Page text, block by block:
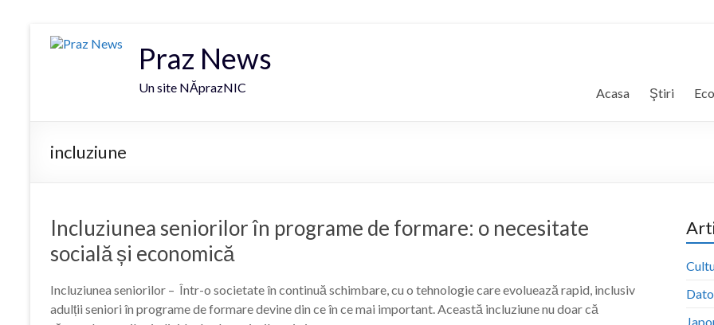
Praz News
Un site NĂprazNIC Acasa Ştiri
incluziune
Incluziunea seniorilor în programe de formare: o necesitate
socială și economică
Incluziunea seniorilor – Într-o societate în continuă schimbare, cu o tehnologie care evoluează rapid, inclusiv
adulții seniori în programe de formare devine din ce în ce mai important. Această incluziune nu doar că